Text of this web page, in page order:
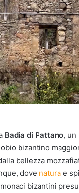
Badia di Pattano, un
bizantino
bellezza
dove natura e
bizantini